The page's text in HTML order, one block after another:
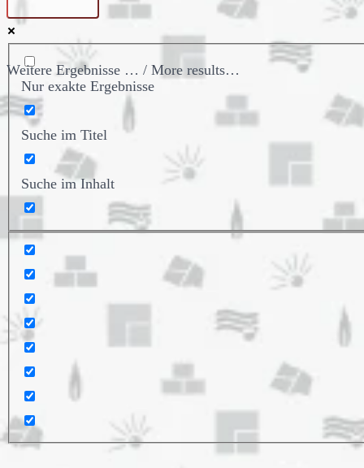
Weitere Ergebnisse … / More results…
Nur exakte Ergebnisse
Suche im Titel
Suche im Inhalt